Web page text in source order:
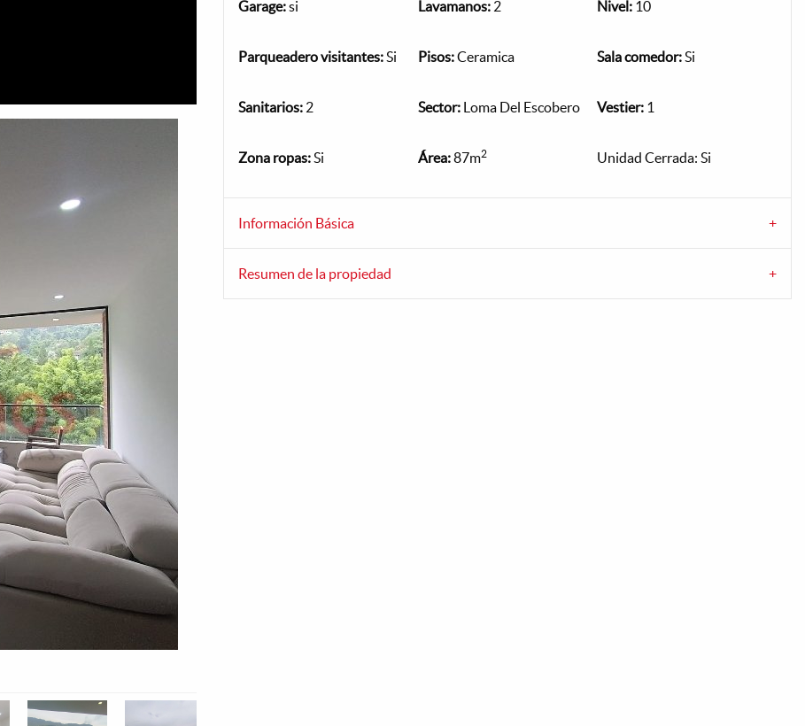
Garage:si Lavamanos:2 Nivel: 10
Parqueadero visitantes:Si Pisos:Ceramica Sala comedor:Si
Sanitarios: 2 Sector:Loma Del Escobero Vestier: 1
Zona ropas:Si Área:87m2 Unidad Cerrada: Si
Información Básica
Resumen de la propiedad